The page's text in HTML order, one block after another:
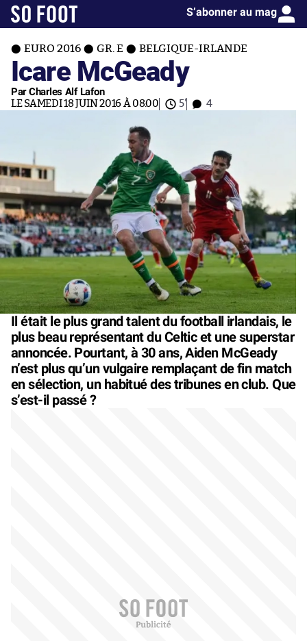
S’abonner au mag
EURO 2016 GR. E BELGIQUE-IRLANDE
Icare McGeady
Par Charles Alf Lafon
LE SAMEDI 18 JUIN 2016 À 08:00 5' 4
Il était le plus grand talent du football irlandais, le
plus beau représentant du Celtic et une superstar
annoncée. Pourtant, à 30 ans, Aiden McGeady
n’est plus qu’un vulgaire remplaçant de fin match
en sélection, un habitué des tribunes en club. Que
s’est-il passé ?